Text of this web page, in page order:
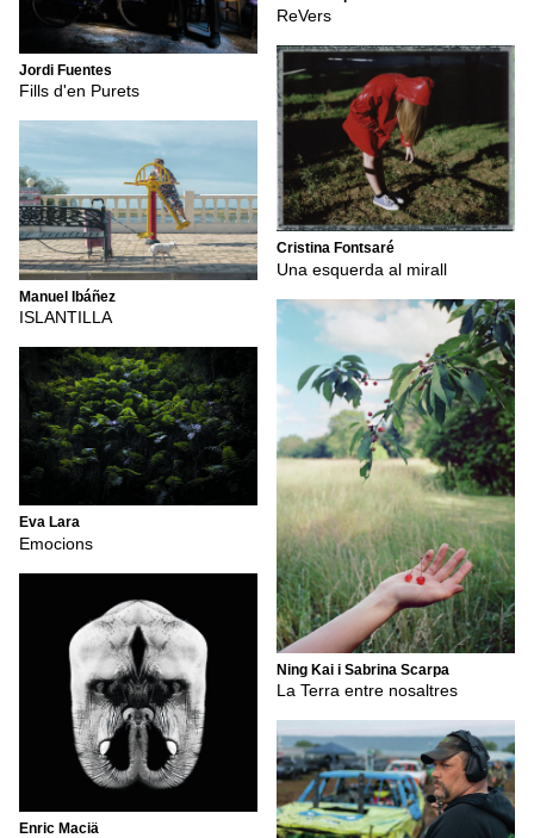
Jordi Fuentes
Fills d'en Purets
Manuel Ibáñez
ISLANTILLA
Eva Lara
Emocions
Enric Maciä
ReVers
Cristina Fontsaré
Una esquerda al mirall
Ning Kai i Sabrina Scarpa
La Terra entre nosaltres